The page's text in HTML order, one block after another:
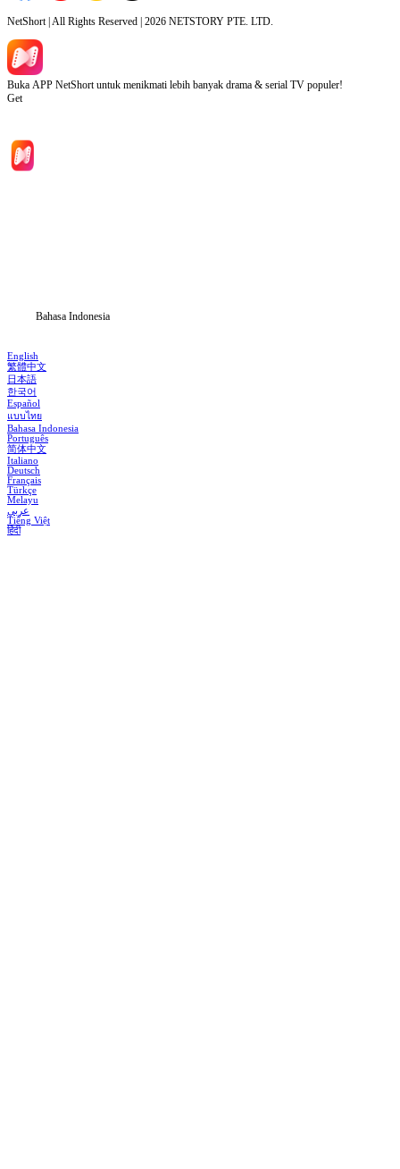
NetShort | All Rights Reserved | 2026 NETSTORY PTE. LTD.
Buka APP NetShort untuk menikmati lebih banyak drama & serial TV populer!
Get
Bahasa Indonesia
English
繁體中文
日本語
한국어
Español
แบบไทย
Bahasa Indonesia
Português
简体中文
Italiano
Deutsch
Français
Türkçe
Melayu
عربي
Tiếng Việt
हिंदी